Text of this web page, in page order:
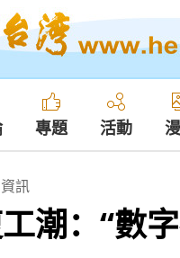
專題 活動
資訊
潮：“數